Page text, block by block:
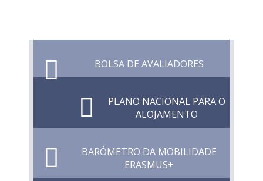
BOLSA DE AVALIADORES
PLANO NACIONAL PARA O
ALOJAMENTO
BARÓMETRO DA MOBILIDADE
ERASMUS+